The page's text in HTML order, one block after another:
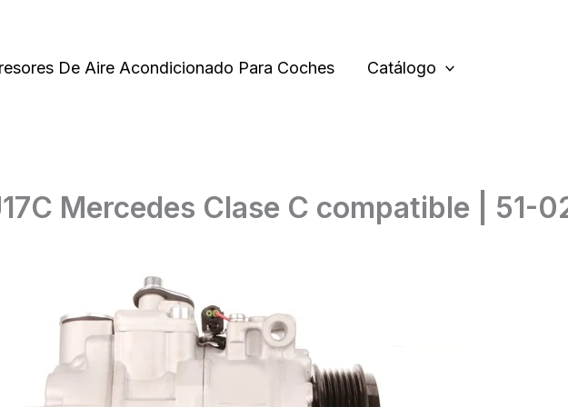
De Aire Acondicionado Para Coches Catálogo
Mercedes Clase C compatible | 51-